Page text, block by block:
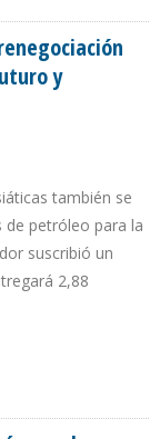
y
también se
de petróleo para la
suscribió un
2,88